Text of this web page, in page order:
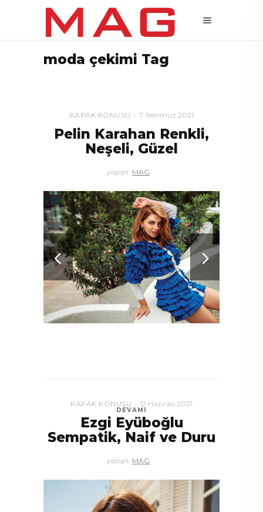
moda çekimi Tag
KAPAK KONUSU 7 Temmuz 2021
Pelin Karahan Renkli,
Neşeli, Güzel
yazan: MAG
DEVAMI
KAPAK KONUSU 12 Haziran 2021
Ezgi Eyüboğlu
Sempatik, Naif ve Duru
yazan: MAG